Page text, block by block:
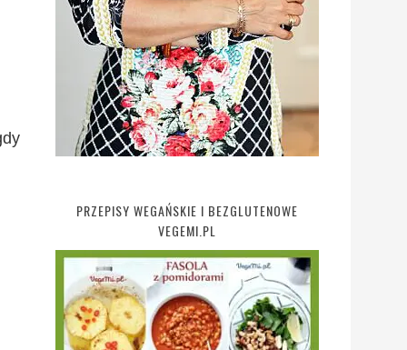
PRZEPISY WEGAŃSKIE I BEZGLUTENOWE
VEGEMI.PL